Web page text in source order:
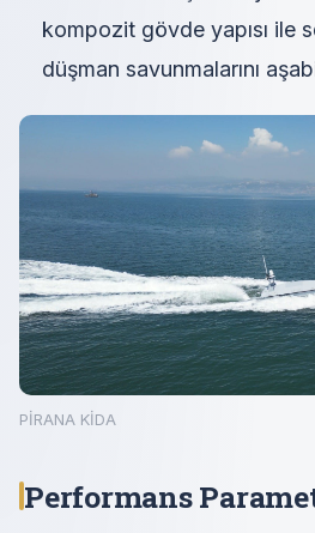
kompozit gövde yapısı ile
düşman savunmalarını
PİRANA KİDA
Performans